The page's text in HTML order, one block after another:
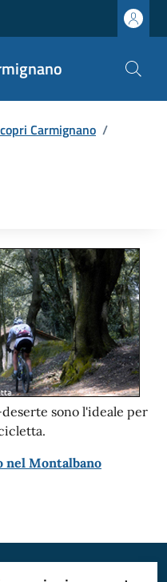
Carmignano /
sono l'ideale per
Montalbano